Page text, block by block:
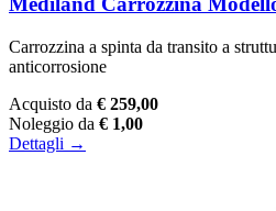
Carrozzina a spinta da transito a
anticorrosione
Acquisto da € 259,00
Noleggio da € 1,00
Dettagli →